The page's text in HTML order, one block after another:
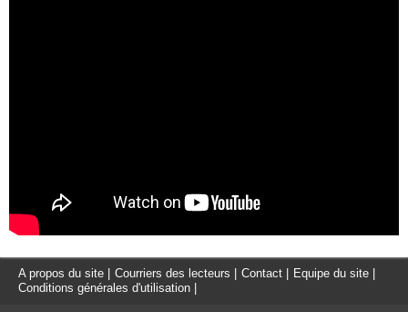
A propos du site Courriers des lecteurs Contact Equipe du site
Conditions générales d'utilisation